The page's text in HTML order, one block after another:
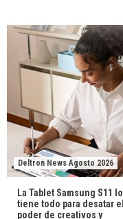
Deltron News Agosto 2026
La Tablet Samsung S11 lo
tiene todo para desatar el
poder de creativos y